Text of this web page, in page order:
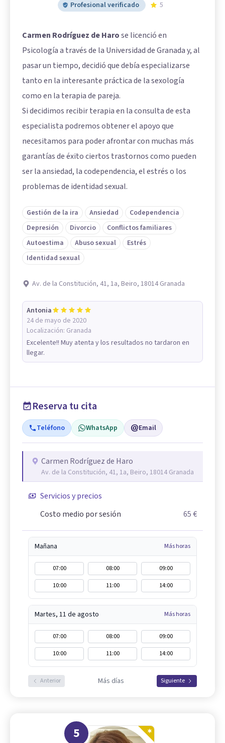
Profesional verificado 5
Carmen Rodríguez de Harose licenció en
Psicología a través de la Universidad de Granada y, al
pasar un tiempo, decidió que debía especializarse
tanto en la interesante práctica de la sexología
como en la terapia de pareja.
Si decidimos recibir terapia en la consulta de esta
especialista podremos obtener el apoyo que
necesitamos para poder afrontar con muchas más
garantías de éxito ciertos trastornos como pueden
ser la ansiedad, la codependencia, el estrés o los
problemas de identidad sexual.
Gestión de la ira Ansiedad
Codependencia
Depresión
Divorcio
Conflictos familiares
Autoestima
Abuso sexual
Estrés
Identidad sexual
Av. de la Constitución, 41, 1a, Beiro, 18014 Granada
Antonia
24 de mayo de 2020
Localización: Granada
Excelente!! Muy atenta y los resultados no tardaron en
llegar.
Reserva tu cita
Teléfono WhatsApp Email
Carmen Rodríguez de Haro
Av. de la Constitución, 41, 1a, Beiro, 18014 Granada
Servicios y precios
Costo medio por sesión
65 €
Mañana Más horas
07:00 08:00
09:00
10:00
11:00 14:00
Martes, 11 de agosto Más horas
07:00 08:00
09:00
10:00
11:00 14:00
Anterior Más días Siguiente
5